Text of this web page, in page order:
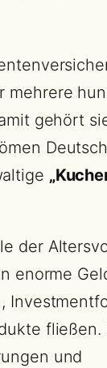
mehrere
gehört
der
enorme
fließen.
und